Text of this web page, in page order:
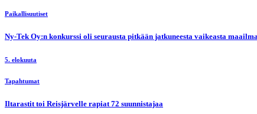
Paikallisuutiset
Ny-Tek Oy:n konkurssi oli seurausta pitkään jatkuneesta vaikeasta
5. elokuuta
Tapahtumat
Iltarastit toi Reisjärvelle rapiat 72 suunnistajaa